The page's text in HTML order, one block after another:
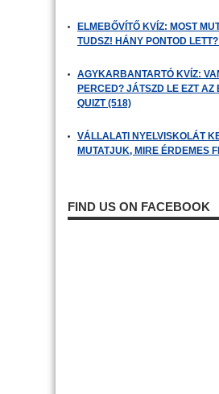
ELMEBŐVÍTŐ KVÍZ: MOST
TUDSZ! HÁNY PONTOD
AGYKARBANTARTÓ KVÍZ:
PERCED? JÁTSZD LE EZT AZ
QUIZT (518)
VÁLLALATI NYELVISKOLÁT
MUTATJUK, MIRE ÉRDEMES
FIND US ON FACEBOOK